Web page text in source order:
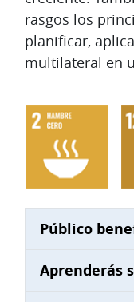
rasgos los
planificar,
multilateral en
Público
Aprenderás